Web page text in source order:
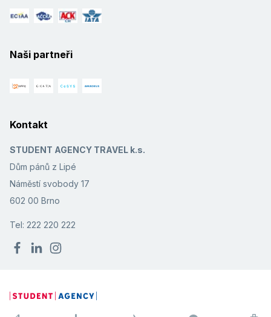
Naši partneři
Kontakt
STUDENT AGENCY TRAVEL k.s.
Dům pánů z Lipé
Náměstí svobody 17
602 00 Brno
Tel: 222 220 222